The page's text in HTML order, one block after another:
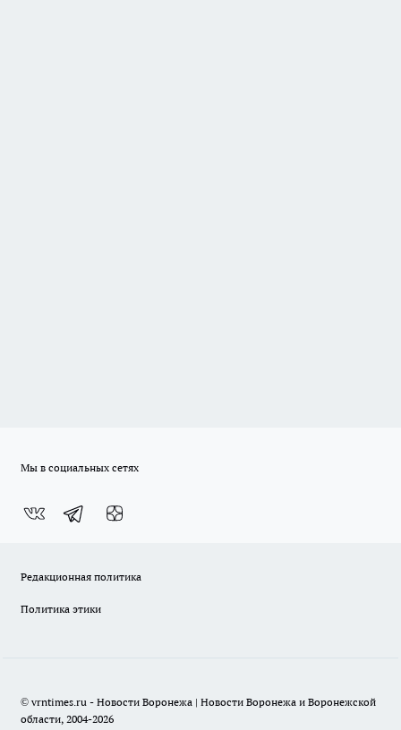
Мы в социальных сетях
Редакционная политика
Политика этики
© vrntimes.ru - Новости Воронежа | Новости Воронежа и Воронежской
области, 2004-2026